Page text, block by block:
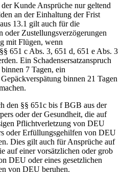
Kunde Ansprüche nur geltend
an der Einhaltung der Frist
13.1 gilt auch für die
oder Zustellungsverzögerungen
mit Flügen, wenn
651 c Abs. 3, 651 d, 651 e Abs. 3
Ein Schadensersatzanspruch
7 Tagen, ein
binnen 21 Tagen
den §§ 651c bis f BGB aus der
oder der Gesundheit, die auf
Pflichtverletzung von DEU
oder Erfüllungsgehilfen von DEU
Dies gilt auch für Ansprüche auf
auf einer vorsätzlichen oder grob
DEU oder eines gesetzlichen
von DEU beruhen.